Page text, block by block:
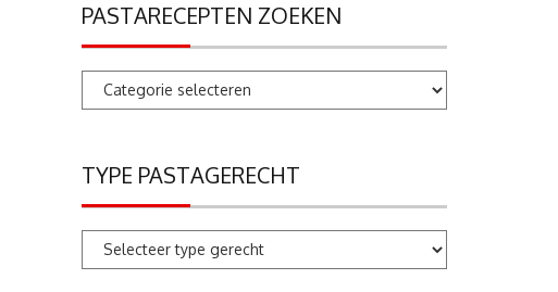
PASTARECEPTEN ZOEKEN
Pastarecepten
TYPE PASTAGERECHT